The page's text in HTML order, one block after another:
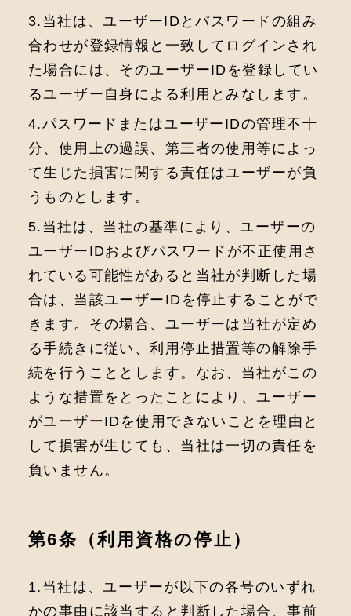
3.当社は、ユーザーIDとパスワードの組み
合わせが登録情報と一致してログインされ
た場合には、そのユーザーIDを登録してい
るユーザー自身による利用とみなします。
4.パスワードまたはユーザーIDの管理不十
分、使用上の過誤、第三者の使用等によっ
て生じた損害に関する責任はユーザーが負
うものとします。
5.当社は、当社の基準により、ユーザーの
ユーザーIDおよびパスワードが不正使用さ
れている可能性があると当社が判断した場
合は、当該ユーザーIDを停止することがで
きます。その場合、ユーザーは当社が定め
る手続きに従い、利用停止措置等の解除手
続を行うこととします。なお、当社がこの
ような措置をとったことにより、ユーザー
がユーザーIDを使用できないことを理由と
して損害が生じても、当社は一切の責任を
負いません。
第6条（利⽤資格の停⽌）
1.当社は、ユーザーが以下の各号のいずれ
かの事由に該当すると判断した場合、事前